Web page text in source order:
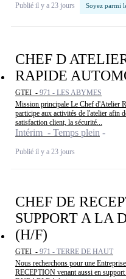
Publié il y a 23 jours Soyez parmi
CHEF D
RAPIDE
GTEI - 971 - LES ABYMES
Mission principale Le Chef d'Atelier
participe aux activités de l'atelier afin
satisfaction client, la sécurité...
Intérim - Temps plein
Publié il y a 23 jours
CHEF DE
SUPPORT A LA
(H/F)
GTEI - 971 - TERRE DE HAUT
Nous recherchons pour une
RECEPTION venant aussi en